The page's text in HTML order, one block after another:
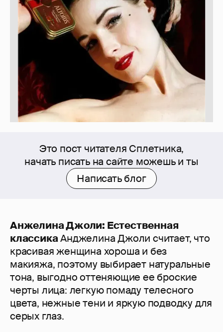
Это пост читателя Сплетника,
начать писать на сайте можешь и ты
Написать блог
Анжелина Джоли: Естественная
классикаАнджелина Джоли считает, что
красивая женщина хороша и без
макияжа, поэтому выбирает натуральные
тона, выгодно оттеняющие ее броские
черты лица: легкую помаду телесного
цвета, нежные тени и яркую подводку для
серых глаз.